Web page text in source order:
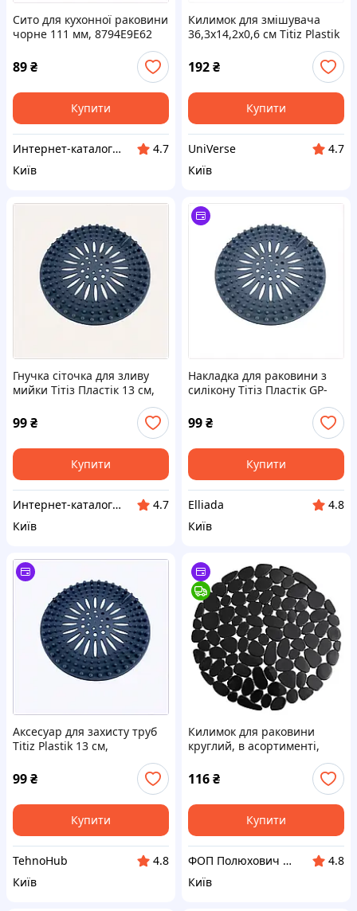
Сито для кухонної раковини
чорне 111 мм, 8794E9E62
89₴
Купити
Интернет-каталог скидок "Профит плюс"
4.7
Київ
Килимок для змішувача
36,3х14,2х0,6 см Titiz Plastik
192₴
Купити
UniVerse
4.7
Київ
Гнучка сіточка для зливу
мийки Тітіз Пластік 13 см,
99₴
Купити
Интернет-каталог скидок "Гривна Маркет"
4.7
Київ
Накладка для раковини з
силікону Тітіз Пластік GP-
99₴
Купити
Elliada
4.8
Київ
Аксесуар для захисту труб
Titiz Plastik 13 см,
99₴
Купити
TehnoHub
4.8
Київ
Килимок для раковини
круглий, в асортименті,
116₴
Купити
ФОП Полюхович Л.Г.
4.8
Київ